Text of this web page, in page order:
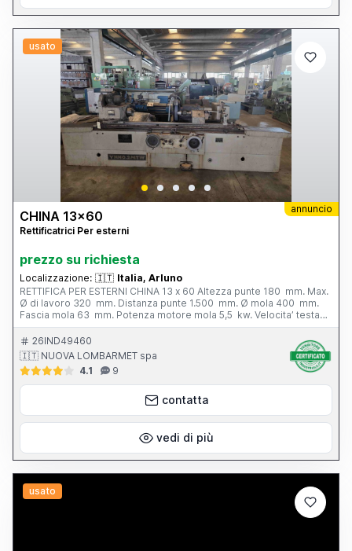
usato
annuncio
CHINA 13x60
Rettificatrici Per esterni
prezzo su richiesta
Localizzazione: 🇮🇹 Italia, Arluno
RETTIFICA PER ESTERNI CHINA 13 x 60 Altezza punte 180 mm. Max.
Ø di lavoro 320 mm. Distanza punte 1.500 mm. Ø mola 400 mm.
Fascia mola 63 mm. Potenza motore mola 5,5 kw. Velocita’ testa
portapezzo - N. 6; 28 - 280 g/min. Inclinazione tavola - 3° / + 6°
Peso totale 3.800 kg. Completa di: - n. 1 autocentrante Ø 165 mm.
- n. 1 lunetta chiusa - vasca con filtro - cunei di livellamento
26IND49460
🇮🇹 NUOVA LOMBARMET spa
4.1
9
contatta
vedi di più
usato